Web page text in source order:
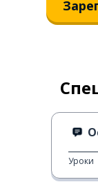
Уроки